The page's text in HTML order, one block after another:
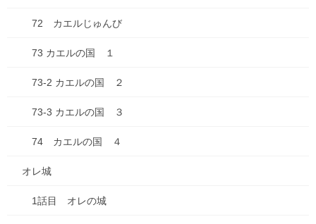
72 カエルじゅんび
73 カエルの国 １
73-2 カエルの国 ２
73-3 カエルの国 ３
74 カエルの国 ４
オレ城
1話目 オレの城